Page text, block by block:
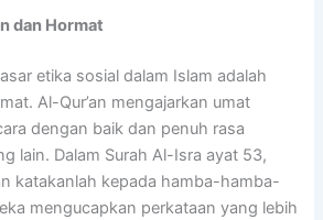
dan Hormat
etika sosial dalam Islam adalah
Al-Qur’an mengajarkan umat
dengan baik dan penuh rasa
lain. Dalam Surah Al-Isra ayat 53,
katakanlah kepada hamba-hamba-
mengucapkan perkataan yang lebih